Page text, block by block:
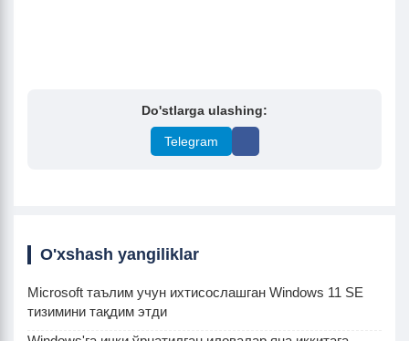
Do'stlarga ulashing:
Telegram
O'xshash yangiliklar
Microsoft таълим учун ихтисослашган Windows 11 SE
тизимини тақдим этди